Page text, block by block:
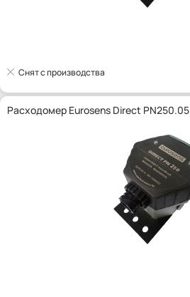
Снят с производства
Расходомер Eurosens Direct PN250.05